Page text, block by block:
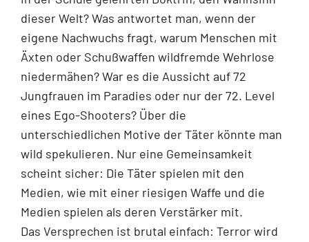
dieser Welt? Was antwortet man, wenn der
eigene Nachwuchs fragt, warum Menschen mit
Äxten oder Schußwaffen wildfremde Wehrlose
niedermähen? War es die Aussicht auf 72
Jungfrauen im Paradies oder nur der 72. Level
eines Ego-Shooters? Über die
unterschiedlichen Motive der Täter könnte man
wild spekulieren. Nur eine Gemeinsamkeit
scheint sicher: Die Täter spielen mit den
Medien, wie mit einer riesigen Waffe und die
Medien spielen als deren Verstärker mit.
Das Versprechen ist brutal einfach: Terror wird